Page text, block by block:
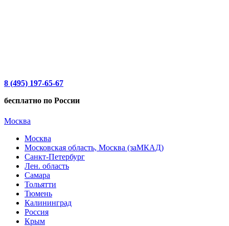
8 (495) 197-65-67
бесплатно по России
Москва
Москва
Московская область, Москва (заМКАД)
Санкт-Петербург
Лен. область
Самара
Тольятти
Тюмень
Калининград
Россия
Крым